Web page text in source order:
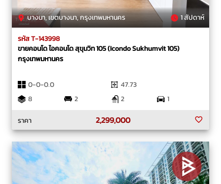
บางนา, เขตบางนา, กรุงเทพมหานคร 1 สัปดาห์
รหัส T-143998
ขายคอนโด ไอคอนโด สุขุมวิท 105 (Icondo Sukhumvit 105)
กรุงเทพมหานคร
0-0-0.0
47.73
8
2 2
1
ราคา
2,299,000